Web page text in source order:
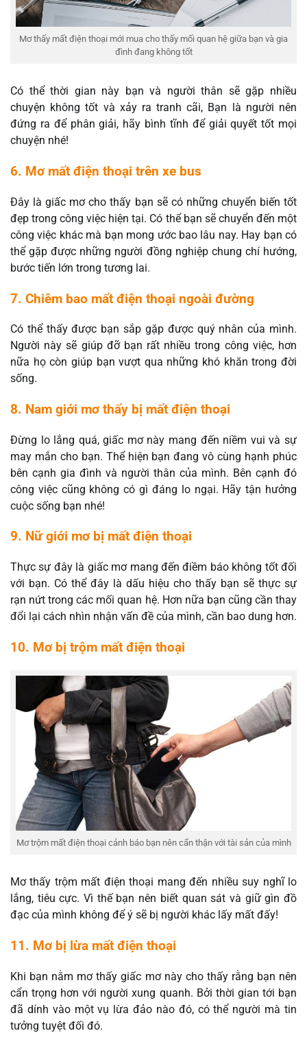
Mơ thấy mất điện thoại mới mua cho thấy mối quan hệ giữa bạn và gia
đình đang không tốt
Có thể thời gian này bạn và người thân sẽ gặp nhiều
chuyện không tốt và xảy ra tranh cãi, Bạn là người nên
đứng ra để phân giải, hãy bình tĩnh để giải quyết tốt mọi
chuyện nhé!
6. Mơ mất điện thoại trên xe bus
Đây là giấc mơ cho thấy bạn sẽ có những chuyển biến tốt
đẹp trong công việc hiện tại. Có thể bạn sẽ chuyển đến một
công việc khác mà bạn mong ước bao lâu nay. Hay bạn có
thể gặp được những người đồng nghiệp chung chí hướng,
bước tiến lớn trong tương lai.
7. Chiêm bao mất điện thoại ngoài đường
Có thể thấy được bạn sắp gặp được quý nhân của mình.
Người này sẽ giúp đỡ bạn rất nhiều trong công việc, hơn
nữa họ còn giúp bạn vượt qua những khó khăn trong đời
sống.
8. Nam giới mơ thấy bị mất điện thoại
Đừng lo lắng quá, giấc mơ này mang đến niềm vui và sự
may mắn cho bạn. Thể hiện bạn đang vô cùng hạnh phúc
bên cạnh gia đình và người thân của mình. Bên cạnh đó
công việc cũng không có gì đáng lo ngại. Hãy tận hưởng
cuộc sống bạn nhé!
9. Nữ giới mơ bị mất điện thoại
Thực sự đây là giấc mơ mang đến điềm báo không tốt đối
với bạn. Có thể đây là dấu hiệu cho thấy bạn sẽ thực sự
rạn nứt trong các mối quan hệ. Hơn nữa bạn cũng cần thay
đổi lại cách nhìn nhận vấn đề của mình, cần bao dung hơn.
10. Mơ bị trộm mất điện thoại
Mơ trộm mất điện thoại cảnh báo bạn nên cẩn thận với tài sản của mình
Mơ thấy trộm mất điện thoại mang đến nhiều suy nghĩ lo
lắng, tiêu cực. Vì thế bạn nên biết quan sát và giữ gìn đồ
đạc của mình không để ý sẽ bị người khác lấy mất đấy!
11. Mơ bị lừa mất điện thoại
Khi bạn nằm mơ thấy giấc mơ này cho thấy rằng bạn nên
cẩn trọng hơn với người xung quanh. Bởi thời gian tới bạn
đã dính vào một vụ lừa đảo nào đó, có thể người mà tin
tưởng tuyệt đối đó.